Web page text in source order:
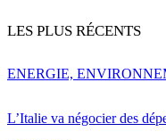
LES PLUS RÉCENTS
L’Italie va négocier des
ENERGIE,